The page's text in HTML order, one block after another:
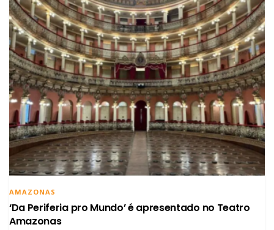
AMAZONAS
‘Da Periferia pro Mundo’ é apresentado no Teatro
Amazonas